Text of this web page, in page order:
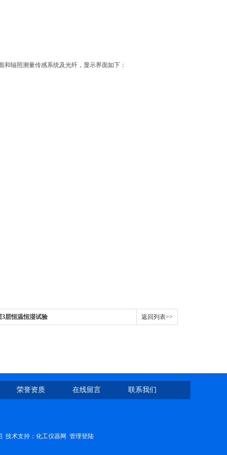
辐照测量传感系统及光纤，显示界面如下：
层恒温恒湿试验 返回列表>>
荣誉资质 在线留言 联系我们
技术支持： 化工仪器网 管理登陆